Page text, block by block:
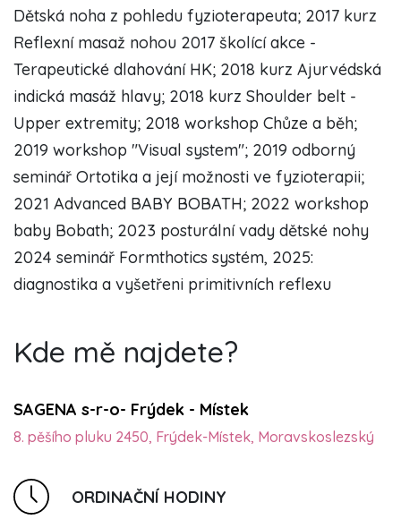
Dětská noha z pohledu fyzioterapeuta; 2017 kurz
Reflexní masaž nohou 2017 školící akce -
Terapeutické dlahování HK; 2018 kurz Ajurvédská
indická masáž hlavy; 2018 kurz Shoulder belt -
Upper extremity; 2018 workshop Chůze a běh;
2019 workshop "Visual system"; 2019 odborný
seminář Ortotika a její možnosti ve fyzioterapii;
2021 Advanced BABY BOBATH; 2022 workshop
baby Bobath; 2023 posturální vady dětské nohy
2024 seminář Formthotics systém, 2025:
diagnostika a vyšetřeni primitivních reflexu
Kde mě najdete?
SAGENA s-r-o- Frýdek - Místek
8. pěšího pluku 2450, Frýdek-Místek, Moravskoslezský
ORDINAČNÍ HODINY